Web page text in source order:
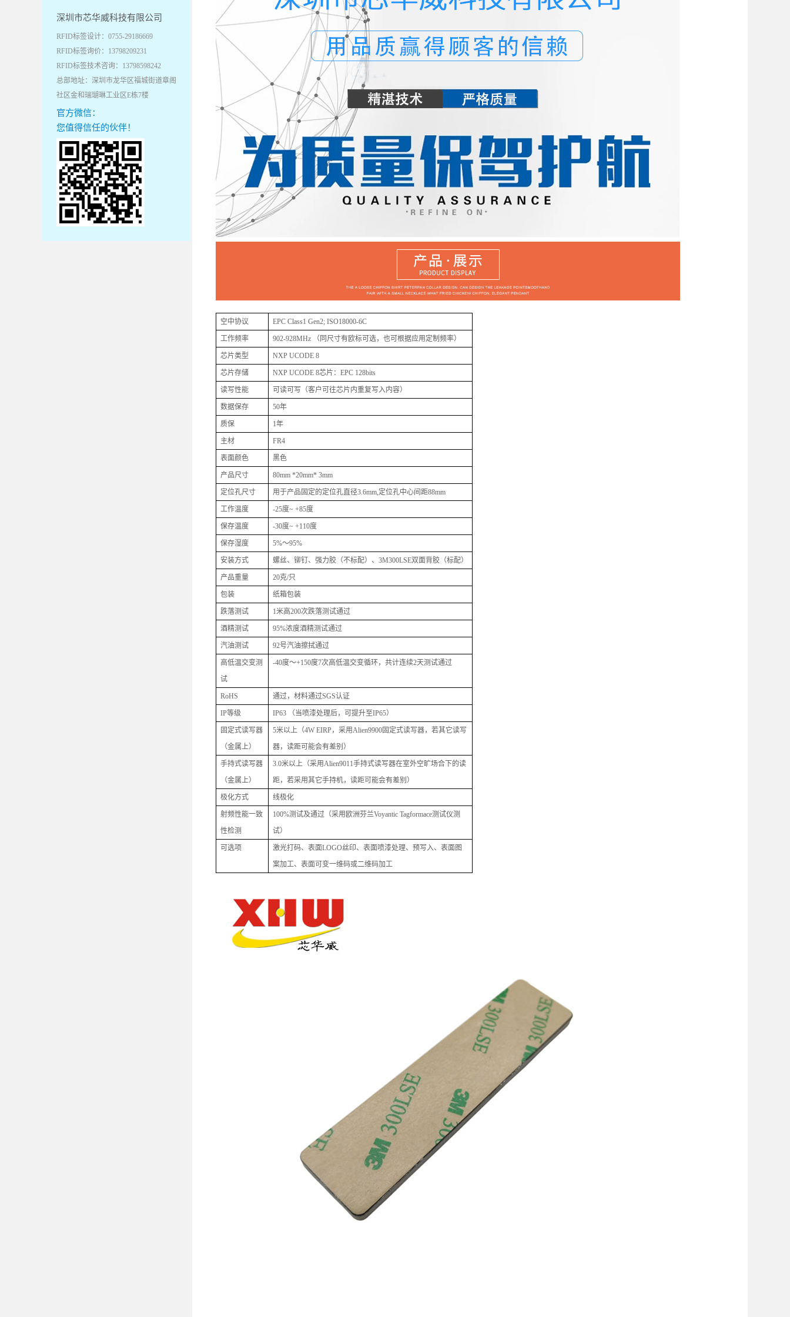
深圳市芯华威科技有限公司
RFID标签设计：0755-29186669
RFID标签询价：13798209231
RFID标签技术咨询：13798598242
总部地址：深圳市龙华区福城街道章阁
社区金和瑞瑚琳工业区E栋7楼
官方微信：
您值得信任的伙伴！
空中协议 EPC Class1 Gen2; ISO18000-6C
工作频率 902-928MHz （同尺寸有欧标可选，也可根据应用定制频率）
芯片类型 NXP UCODE 8
芯片存储 NXP UCODE 8芯片：EPC 128bits
读写性能 可读可写（客户可往芯片内重复写入内容）
数据保存 50年
质保 1年
主材 FR4
表面颜色 黑色
产品尺寸 80mm *20mm* 3mm
定位孔尺寸 用于产品固定的定位孔直径3.6mm,定位孔中心间距88mm
工作温度 -25度~ +85度
保存温度 -30度~ +110度
保存湿度 5%～95%
安装方式 螺丝、铆钉、强力胶（不标配）、3M300LSE双面背胶（标配）
产品重量 20克/只
包装 纸箱包装
跌落测试 1米高200次跌落测试通过
酒精测试 95%浓度酒精测试通过
汽油测试 92号汽油擦拭通过
高低温交变测
试
-40度～+150度7次高低温交变循环，共计连续2天测试通过
RoHS 通过，材料通过SGS认证
IP等级 IP63 （当喷漆处理后，可提升至IP65）
固定式读写器
（金属上）
5米以上（4W EIRP，采用Alien9900固定式读写器，若其它读写
器，读距可能会有差别）
手持式读写器
（金属上）
3.0米以上（采用Alien9011手持式读写器在室外空旷场合下的读
距，若采用其它手持机，读距可能会有差别）
极化方式 线极化
射频性能一致
性检测
100%测试及通过（采用欧洲芬兰Voyantic Tagformace测试仪测
试）
可选项
激光打码、表面LOGO丝印、表面喷漆处理、预写入、表面图
案加工、表面可变一维码或二维码加工